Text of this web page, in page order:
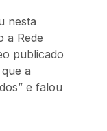
nesta
a Rede
publicado
a
e falou